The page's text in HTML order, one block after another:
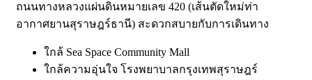
ถนนทางหลวงแผ่นดินหมายเลข 420 (เส้นตัดใหม่ท่า
อากาศยานสุราษฎร์ธานี) สะดวกสบายกับการเดินทาง
ใกล้ Sea Space Community Mall
ใกล้ความอุ่นใจ โรงพยาบาลกรุงเทพสุราษฎร์